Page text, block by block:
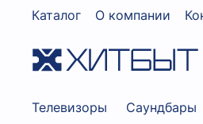
Каталог О компании
Телевизоры Саундбары